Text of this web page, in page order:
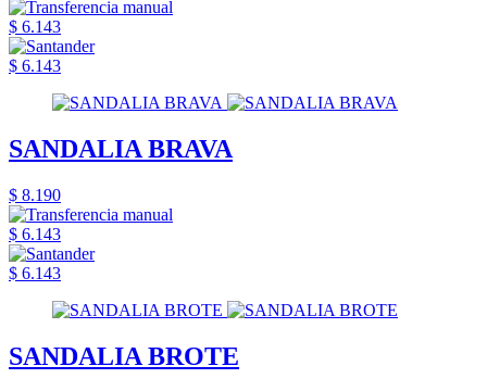
$ 6.143
$ 6.143
SANDALIA BRAVA
$ 8.190
$ 6.143
$ 6.143
SANDALIA BROTE